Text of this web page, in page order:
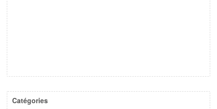
Catégories